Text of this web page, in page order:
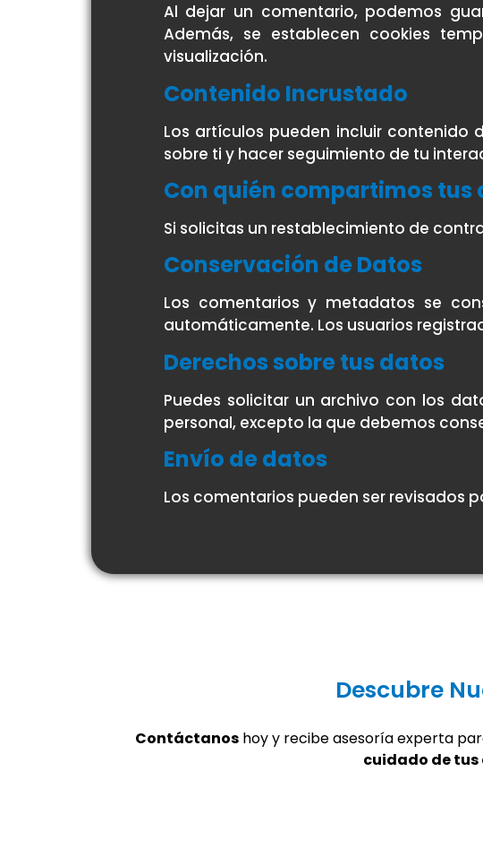
Al dejar un comentario, podemos
Además, se establecen cookies
visualización.
Contenido Incrustado
Los artículos pueden incluir contenido
sobre ti y hacer seguimiento de tu
Con quién compartimos tus
Si solicitas un restablecimiento de
Conservación de Datos
Los comentarios y metadatos se
automáticamente. Los usuarios
Derechos sobre tus datos
Puedes solicitar un archivo con los
personal, excepto la que debemos
Envío de datos
Los comentarios pueden ser revisados
Descubre
Contáctanoshoy y recibe asesoría experta
cuidado de